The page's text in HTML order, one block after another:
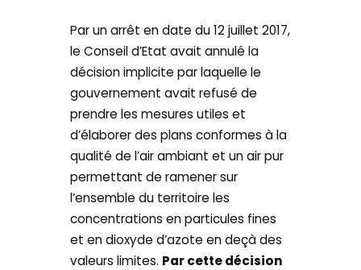
Par un arrêt en date du 12 juillet 2017,
le Conseil d’Etat avait annulé la
décision implicite par laquelle le
gouvernement avait refusé de
prendre les mesures utiles et
d’élaborer des plans conformes à la
qualité de l’air ambiant et un air pur
permettant de ramener sur
l’ensemble du territoire les
concentrations en particules fines
et en dioxyde d’azote en deçà des
valeurs limites. Par cette décision